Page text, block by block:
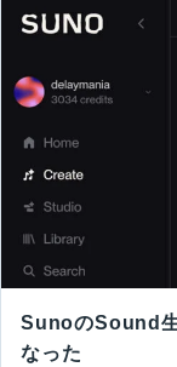
SunoのSound
なった